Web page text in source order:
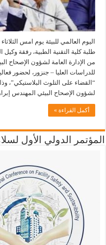
طلبة كلية التقنية الطبية، رفقة وكيل
من الإدارة العامة لشؤون الإصحاح
للدراسات العليا – جنزور، لحضور
“القضاء على التلوث البلاستيكي”،
لشؤون الإصحاح البيئي المهندس
أكمل القراءة »
المؤتمر الدولي الأول